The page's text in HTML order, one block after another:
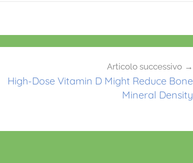
Articolo successivo
High-Dose Vitamin D Might Reduce Bone
Mineral Density